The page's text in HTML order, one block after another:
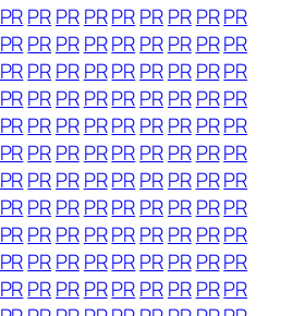
PRPRPRPRPRPRPR PRPR
PRPRPRPRPRPRPR PRPR
PRPRPRPRPRPRPR PRPR
PRPRPRPRPRPRPR PRPR
PRPRPRPRPRPRPR PRPR
PRPRPRPRPRPRPR PRPR
PRPRPRPRPRPRPR PRPR
PRPRPRPRPRPRPR PRPR
PRPRPRPRPRPRPR PRPR
PRPRPRPRPRPRPR PRPR
PRPRPRPRPRPRPR PRPR